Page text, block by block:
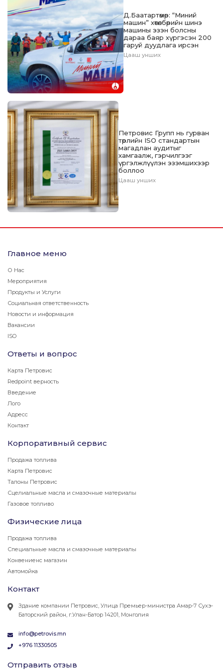
Д.Баатартөмөр: “Миний
машин” хөтөлбөрийн шинэ
машины эзэн болсны
дараа баяр хүргэсэн 200
гаруй дуудлага ирсэн
Цааш унших
Петровис Групп нь гурван
төрлийн ISO стандартын
магадлан аудитыг
хамгаалж, гэрчилгээг
үргэлжлүүлэн эзэмшихээр
боллоо
Цааш унших
Главное меню
О Нас
Мероприятия
Продукты и Услуги
Социальная ответственность
Новости и информация
Вакансии
ISO
Ответы и вопрос
Карта Петровис
Redpoint верность
Введение
Лого
Адресс
Контакт
Корпоративный сервис
Продажа топлива
Карта Петровис
Талоны Петровис
Сцелиальные масла и смазочные материалы
Газовое топливо
Физические лица
Продажа топлива
Специальные масла и смазочные материалы
Конвениенс магазин
Автомойка
Контакт
Здание компании Петровис, Улица Премьер-министра Амар-7 Сухэ-
Баторский район, г.Улан-Батор 14201, Монголия
info@petrovis.mn
+976 11330505
Отправить отзыв